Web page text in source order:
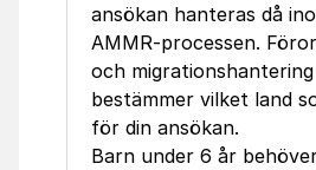
ansökan hanteras då
AMMR-processen.
och
bestämmer vilket land
för din ansökan.
Barn under 6 år